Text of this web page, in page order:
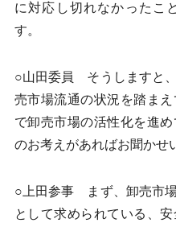
に対応し切れなかったこ
す。
○山田委員 そうしますと
売市場流通の状況を踏ま
で卸売市場の活性化を進
のお考えがあればお聞かせ
○上田参事 まず、卸売市
として求められている、